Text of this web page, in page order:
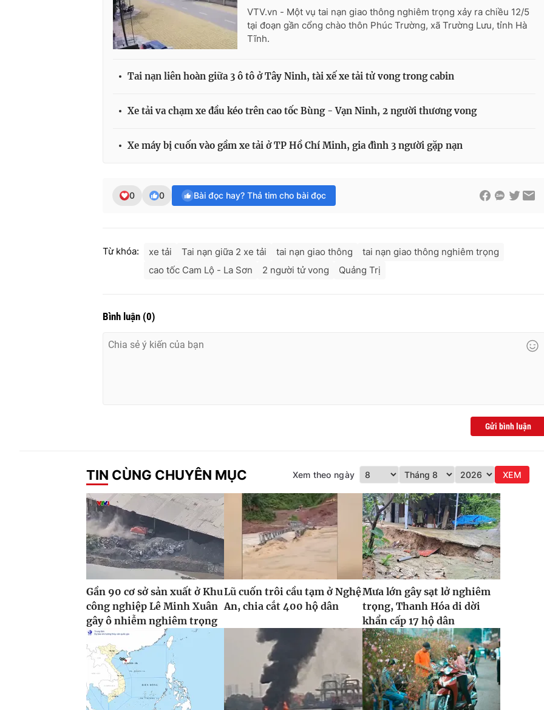
VTV.vn - Một vụ tai nạn giao thông nghiêm trọng xảy ra chiều 12/5
tại đoạn gần cổng chào thôn Phúc Trường, xã Trường Lưu, tỉnh Hà
Tĩnh.
Tai nạn liên hoàn giữa 3 ô tô ở Tây Ninh, tài xế xe tải tử vong trong cabin
Xe tải va chạm xe đầu kéo trên cao tốc Bùng - Vạn Ninh, 2 người thương vong
Xe máy bị cuốn vào gầm xe tải ở TP Hồ Chí Minh, gia đình 3 người gặp nạn
0 0 Bài đọc hay? Thả tim cho bài đọc
Từ khóa: xe tải Tai nạn giữa 2 xe tải tai nạn giao thông
tai nạn giao thông nghiêm trọng
cao tốc Cam Lộ - La Sơn
2 người tử vong Quảng Trị
Bình luận (0)
Gửi bình luận
TIN CÙNG CHUYÊN MỤC Xem theo ngày XEM
Gần 90 cơ sở sản xuất ở Khu
công nghiệp Lê Minh Xuân
gây ô nhiễm nghiêm trọng
Lũ cuốn trôi cầu tạm ở Nghệ
An, chia cắt 400 hộ dân
Mưa lớn gây sạt lở nghiêm
trọng, Thanh Hóa di dời
khẩn cấp 17 hộ dân